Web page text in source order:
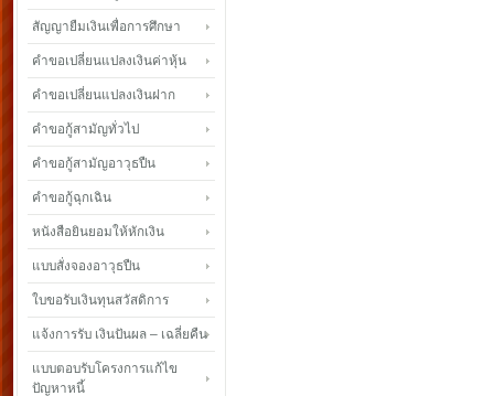
สัญญายืมเงินเพื่อการศึกษา
คำขอเปลี่ยนแปลงเงินค่าหุ้น
คำขอเปลี่ยนแปลงเงินฝาก
คำขอกู้สามัญทั่วไป
คำขอกู้สามัญอาวุธปืน
คำขอกู้ฉุกเฉิน
หนังสือยินยอมให้หักเงิน
แบบสั่งจองอาวุธปืน
ใบขอรับเงินทุนสวัสดิการ
แจ้งการรับ เงินปันผล – เฉลี่ยคืน
แบบตอบรับโครงการแก้ไข
ปัญหาหนี้